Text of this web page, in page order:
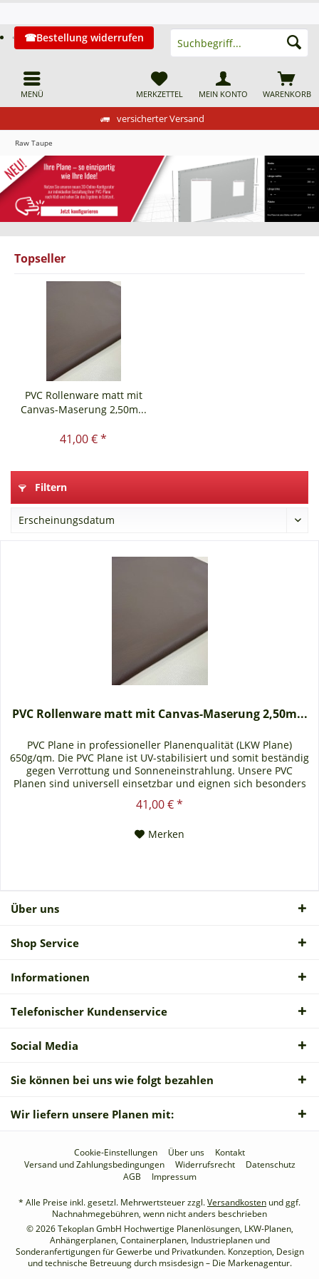
versicherter Versand
MENÜ
Bestellung widerrufen
WARENKORB
MERKZETTEL MEIN KONTO
Raw Taupe
Topseller
PVC Rollenware matt mit
Canvas-Maserung 2,50m...
41,00 € *
Filtern
PVC Rollenware matt mit Canvas-Maserung 2,50m...
PVC Plane in professioneller Planenqualität (LKW Plane)
650g/qm. Die PVC Plane ist UV-stabilisiert und somit beständig
gegen Verrottung und Sonneneinstrahlung. Unsere PVC
Planen sind universell einsetzbar und eignen sich besonders
Brennholz, Sandkastenabdeckung oder für Ihren
41,00 € *
Merken
Über uns
Shop Service
Informationen
Telefonischer Kundenservice
Social Media
Sie können bei uns wie folgt bezahlen
Wir liefern unsere Planen mit:
Cookie-Einstellungen Über uns
Kontakt
Versand und Zahlungsbedingungen
Widerrufsrecht
Datenschutz
AGB
Impressum
* Alle Preise inkl. gesetzl. Mehrwertsteuer zzgl.Versandkosten und ggf.
Nachnahmegebühren, wenn nicht anders beschrieben
© 2026 Tekoplan GmbH Hochwertige Planenlösungen, LKW-Planen,
Anhängerplanen, Containerplanen, Industrieplanen und
Sonderanfertigungen für Gewerbe und Privatkunden. Konzeption, Design
und technische Betreuung durch msisdesign – Die Markenagentur.